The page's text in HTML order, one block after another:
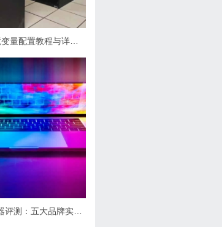
Anaconda环境变量配置教程与详细步骤解析
美国站群服务器评测：五大品牌实力对比